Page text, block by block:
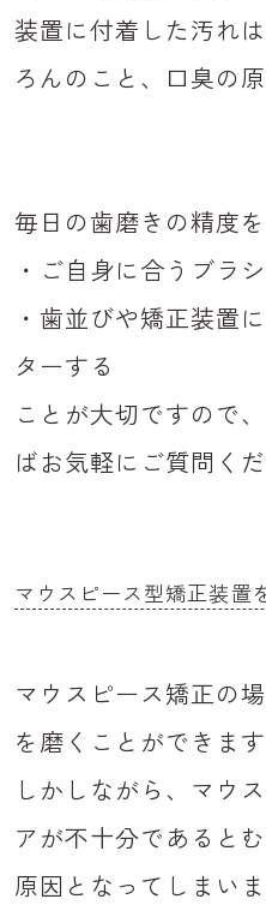
装置に付着した汚れ
ろんのこと、口臭の
毎日の歯磨きの精度
・ご自身に合うブラ
・歯並びや矯正装置
ターする
ことが大切ですので
ばお気軽にご質問くだ
マウスピース型矯正装置
マウスピース矯正の
を磨くことができます
しかしながら、マウ
アが不十分であると
原因となってしまいま